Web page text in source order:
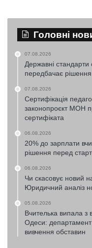
Головні
07.08.2026
Державні стандарти
передбачає рішення
07.08.2026
Сертифікація
законопроєкт МОН
сертифіката
06.08.2026
20% до зарплати
рішення перед
06.08.2026
Чи скасовує новий
Юридичний аналіз
05.08.2026
Вчителька випала з
Одеси: департамент
вивчення обставин